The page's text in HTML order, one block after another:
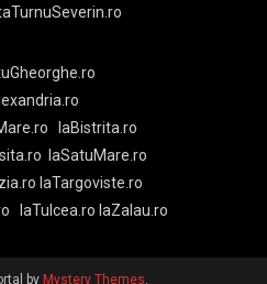
laBistrita.ro
laSatuMare.ro
laTargoviste.ro
laTulcea.ro laZalau.ro
by Mystery Themes.